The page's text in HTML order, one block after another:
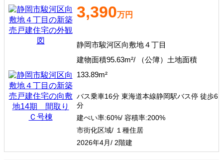
3,390万円
静岡市駿河区向敷地４丁目
建物面積95.63m²/ （公簿）土地面積
133.89m²
バス乗車16分 東海道本線静岡駅バス停 徒歩6
分
建ぺい率:60%/ 容積率:200%
市街化区域/ １種住居
2026年4月/ 2階建